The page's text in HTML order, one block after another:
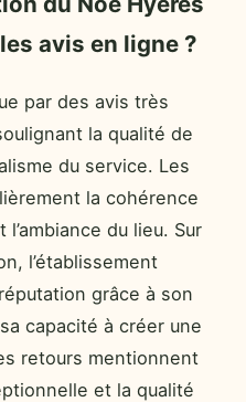
avis en ligne ?
par des avis très
la qualité de
du service. Les
la cohérence
du lieu. Sur
l’établissement
grâce à son
capacité à créer une
retours mentionnent
et la qualité